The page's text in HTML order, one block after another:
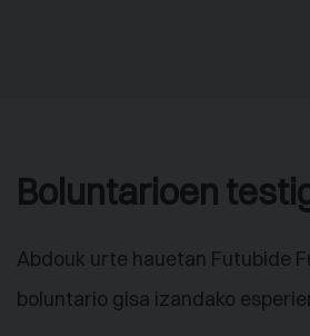
Boluntarioen
Abdouk urte hauetan Futubide
boluntario gisa izandako